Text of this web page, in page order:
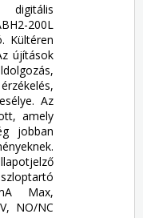
digitális
200L
Kültéren
újítások
Az
amely
jobban
Max,
NO/NC